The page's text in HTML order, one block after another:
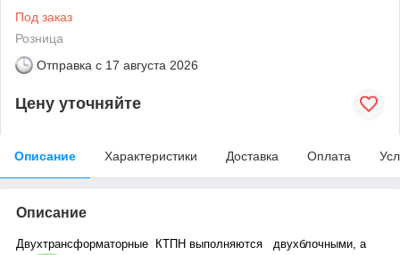
Под заказ
Розница
Отправка с 17 августа 2026
Цену уточняйте
Описание Характеристики Доставка Оплата
Описание
Двухтрансформаторные КТПН выполняются двухблочными, а